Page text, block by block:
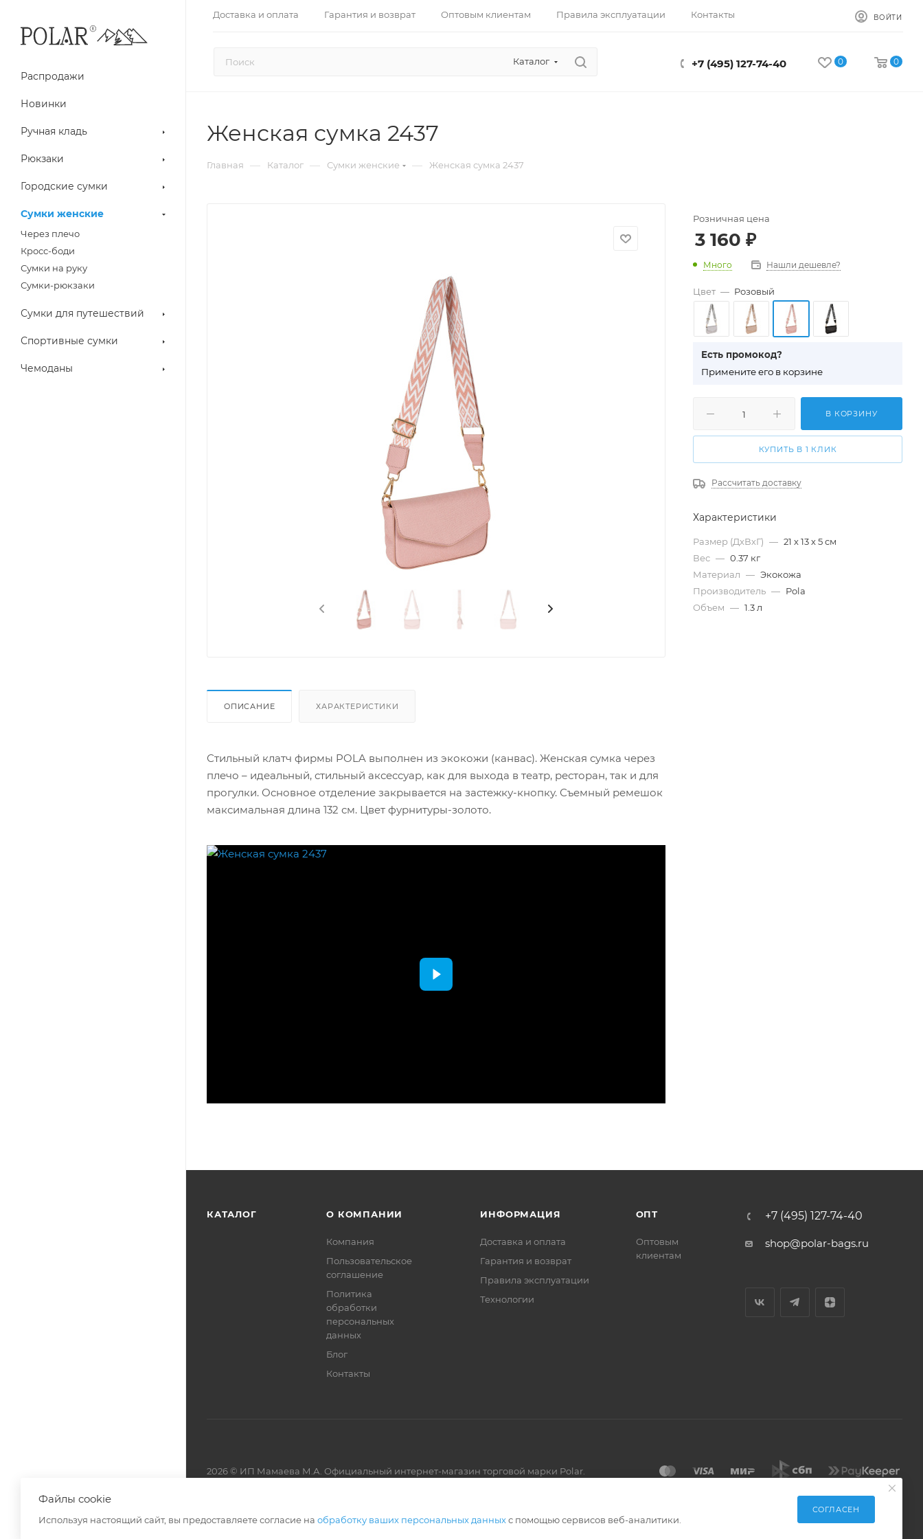
Доставка и оплата Гарантия и возврат Оптовым клиентам Правила эксплуатации Контакты ВОЙТИ
Каталог +7 (495) 127-74-40 0 0
Распродажи
Новинки
Ручная кладь
Рюкзаки
Городские сумки
Сумки женские
Через плечо
Кросс-боди
Сумки на руку
Сумки-рюкзаки
Сумки для путешествий
Спортивные сумки
Чемоданы
Женская сумка 2437
Главная — Каталог — Сумки женские — Женская сумка 2437
ОПИСАНИЕ ХАРАКТЕРИСТИКИ
Стильный клатч фирмы POLA выполнен из экокожи (канвас). Женская сумка через
плечо – идеальный, стильный аксессуар, как для выхода в театр, ресторан, так и для
прогулки. Основное отделение закрывается на застежку-кнопку. Съемный ремешок
максимальная длина 132 см. Цвет фурнитуры-золото.
Розничная цена
3 160 ₽
Много Нашли дешевле?
Цвет — Розовый
Есть промокод?
Примените его в корзине
В КОРЗИНУ
КУПИТЬ В 1 КЛИК
Рассчитать доставку
Характеристики
Размер (ДхВхГ) — 21 х 13 х 5 см
Вес — 0.37 кг
Материал — Экокожа
Производитель — Pola
Объем — 1.3 л
КАТАЛОГ О КОМПАНИИ
Компания
Пользовательское
соглашение
Политика
обработки
персональных
данных
Блог
Контакты
ИНФОРМАЦИЯ
Доставка и оплата
Гарантия и возврат
Правила эксплуатации
Технологии
ОПТ
Оптовым
клиентам
+7 (495) 127-74-40
shop@polar-bags.ru
2026 © ИП Мамаева М.А. Официальный интернет-магазин торговой марки Polar.
Файлы cookie
Используя настоящий сайт, вы предоставляете согласие на обработку ваших персональных данныхс помощью сервисов веб-аналитики.
СОГЛАСЕН